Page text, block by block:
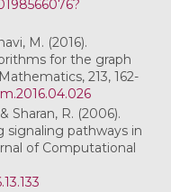
M. (2016).
for the graph
213, 162-
Sharan, R. (2006).
pathways in
of Computational